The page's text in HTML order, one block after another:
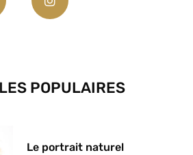
POPULAIRES
Le portrait naturel